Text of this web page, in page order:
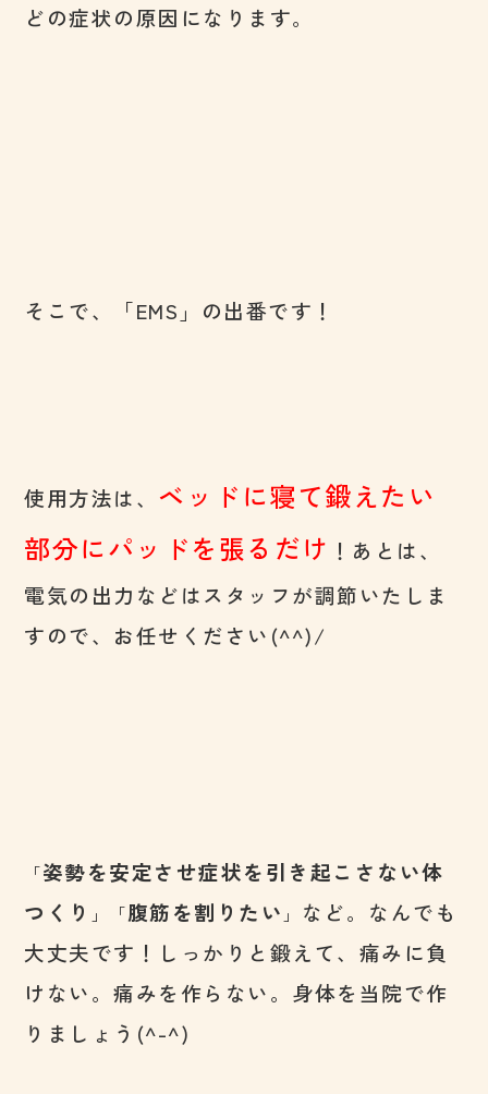
どの症状の原因になります。
そこで、「EMS」の出番です！
使用方法は、 ベッドに寝て鍛えたい
部分にパッドを張るだけ ！あとは、
電気の出力などはスタッフが調節いたしま
すので、お任せください(^^)/
「姿勢を安定させ症状を引き起こさない体
つくり 」「腹筋を割りたい 」 など。なんでも
大丈夫です！しっかりと鍛えて、痛みに負
けない。痛みを作らない。身体を当院で作
りましょう(^-^)